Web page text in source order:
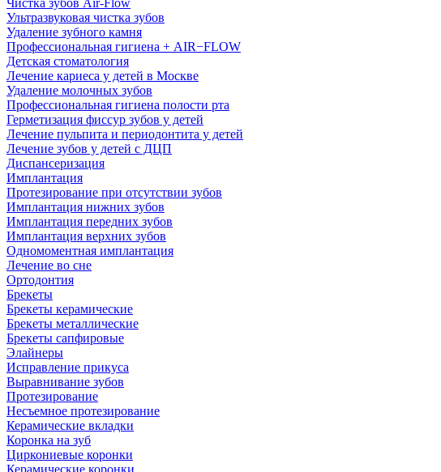
Чистка зубов Air-Flow
Ультразвуковая чистка зубов
Удаление зубного камня
Профессиональная гигиена + AIR−FLOW
Детская стоматология
Лечение кариеса у детей в Москве
Удаление молочных зубов
Профессиональная гигиена полости рта
Герметизация фиссур зубов у детей
Лечение пульпита и периодонтита у детей
Лечение зубов у детей с ДЦП
Диспансеризация
Имплантация
Протезирование при отсутствии зубов
Имплантация нижних зубов
Имплантация передних зубов
Имплантация верхних зубов
Одномоментная имплантация
Лечение во сне
Ортодонтия
Брекеты
Брекеты керамические
Брекеты металлические
Брекеты сапфировые
Элайнеры
Исправление прикуса
Выравнивание зубов
Протезирование
Несъемное протезирование
Керамические вкладки
Коронка на зуб
Циркониевые коронки
Керамические коронки